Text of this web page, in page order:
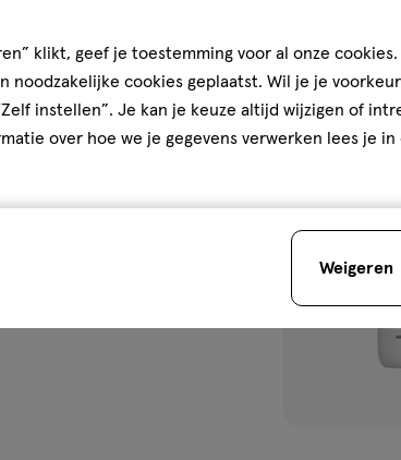
sterren
op
basis
van
reviewsverlanglijst
klikt, geef je toestemming voor al onze cookies.
noodzakelijke cookies geplaatst. Wil je je
instellen”. Je kan je keuze altijd wijzigen of
over hoe we je gegevens verwerken lees je in
Weigeren